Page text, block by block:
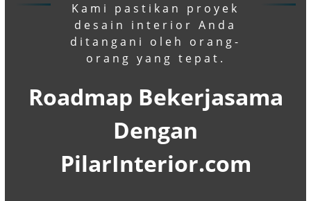
Kami pastikan proyek
desain interior Anda
ditangani oleh orang-
orang yang tepat.
Roadmap Bekerjasama
Dengan
PilarInterior.com